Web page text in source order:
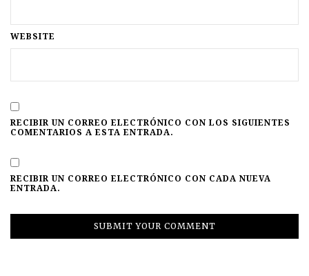
WEBSITE
RECIBIR UN CORREO ELECTRÓNICO CON LOS SIGUIENTES
COMENTARIOS A ESTA ENTRADA.
RECIBIR UN CORREO ELECTRÓNICO CON CADA NUEVA
ENTRADA.